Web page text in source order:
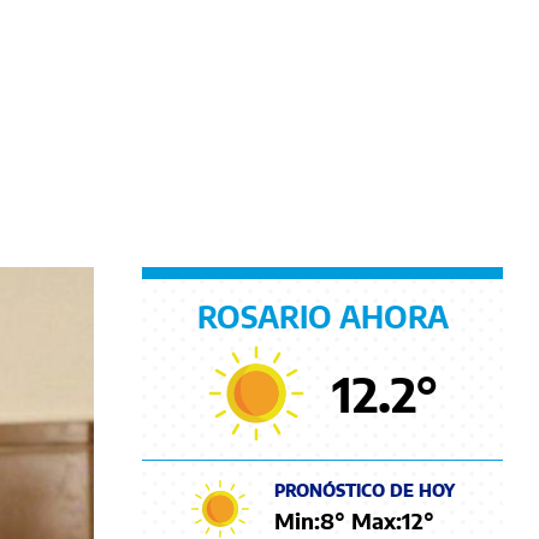
ROSARIO AHORA
12.2°
PRONÓSTICO DE HOY
Min:8° Max:12°